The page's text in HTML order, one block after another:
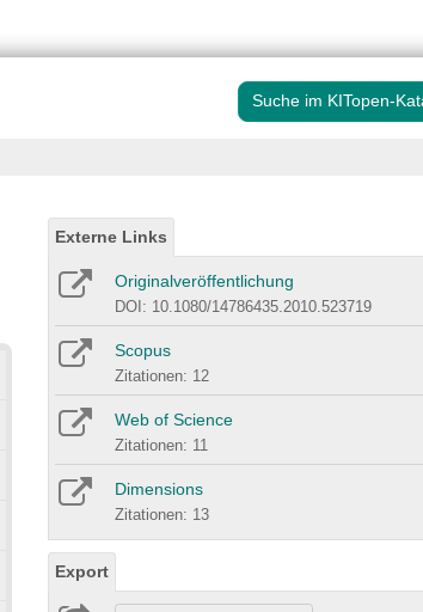
Suche im KITopen-
Externe Links
Originalveröffentlichung
DOI: 10.1080/14786435.2010.523719
Scopus
Zitationen: 12
Web of Science
Zitationen: 11
Dimensions
Zitationen: 13
Export